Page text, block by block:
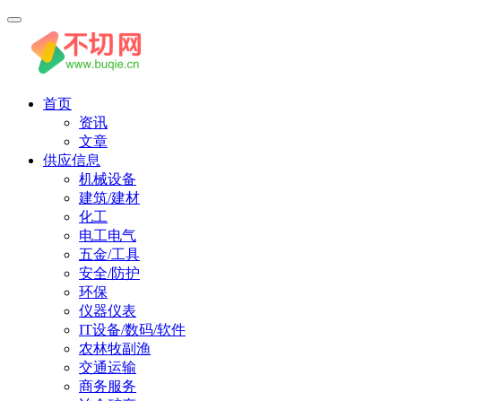
首页
资讯
文章
供应信息
机械设备
建筑/建材
化工
电工电气
五金/工具
安全/防护
环保
仪器仪表
IT设备/数码/软件
农林牧副渔
交通运输
商务服务